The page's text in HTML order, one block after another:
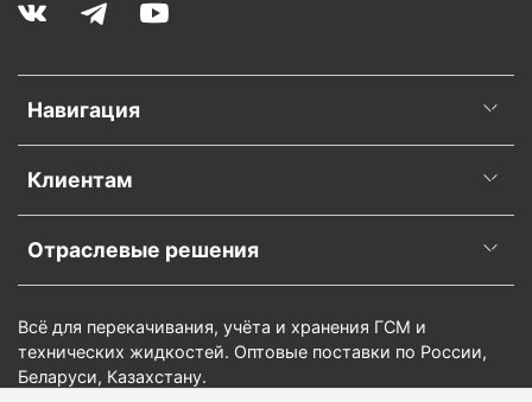
Навигация
Клиентам
Отраслевые решения
Всё для перекачивания, учёта и хранения ГСМ и
технических жидкостей. Оптовые поставки по России,
Беларуси, Казахстану.